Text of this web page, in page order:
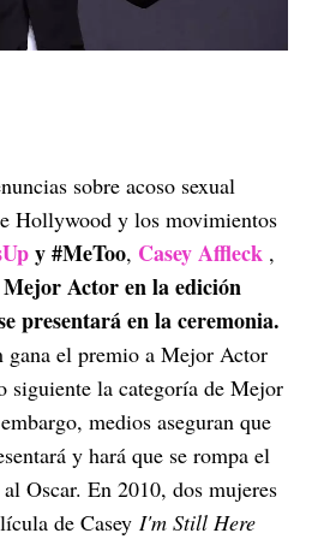
sobre acoso sexual
Hollywood y los movimientos
y #MeToo, Casey Affleck ,
Actor en la edición
presentará en la ceremonia.
gana el premio a Mejor Actor
siguiente la categoría de Mejor
medios aseguran que
y hará que se rompa el
Oscar. En 2010, dos mujeres
de Casey I'm Still Here